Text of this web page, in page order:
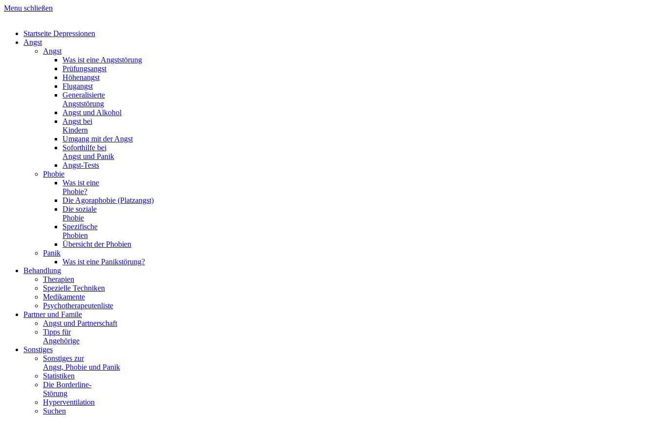
Menu schließen
Startseite Depressionen
Angst
Angst
Was ist eine Angststörung
Prüfungsangst
Höhenangst
Flugangst
Generalisierte
Angststörung
Angst und Alkohol
Angst bei
Kindern
Umgang mit der Angst
Soforthilfe bei
Angst und Panik
Angst-Tests
Phobie
Was ist eine
Phobie?
Die Agoraphobie (Platzangst)
Die soziale
Phobie
Spezifische
Phobien
Übersicht der Phobien
Panik
Was ist eine Panikstörung?
Behandlung
Therapien
Spezielle Techniken
Medikamente
Psychotherapeutenliste
Partner und Famile
Angst und Partnerschaft
Tipps für
Angehörige
Sonstiges
Sonstiges zur
Angst, Phobie und Panik
Statistiken
Die Borderline-
Störung
Hyperventilation
Suchen